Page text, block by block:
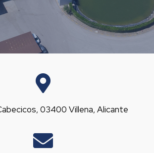
03400 Villena, Alicante